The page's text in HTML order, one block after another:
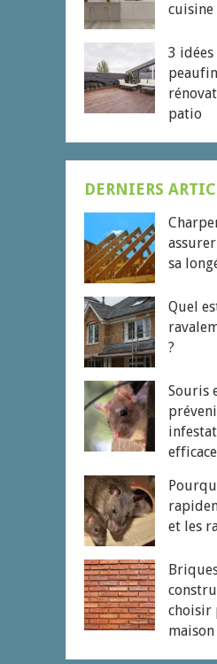
cuisine
3
patio
DERNIERS
sa
Quel
?
Souris
et les
choisir
maison